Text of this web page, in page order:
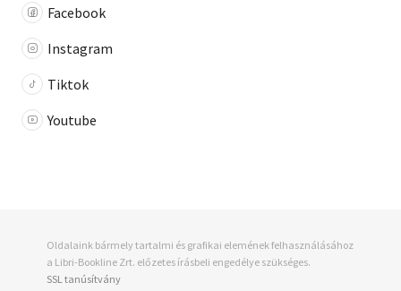
Facebook
Instagram
Tiktok
Youtube
Oldalaink bármely tartalmi és grafikai elemének felhasználásához
a Libri-Bookline Zrt. előzetes írásbeli engedélye szükséges.
SSL tanúsítvány